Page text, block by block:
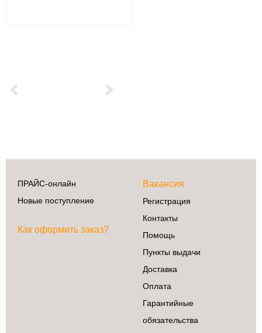
Previous Next
ПРАЙС-онлайн
Новые поступление
Как оформить заказ?
Вакансия
Регистрация
Контакты
Помощь
Пункты выдачи
Доставка
Оплата
Гарантийные
обязательства